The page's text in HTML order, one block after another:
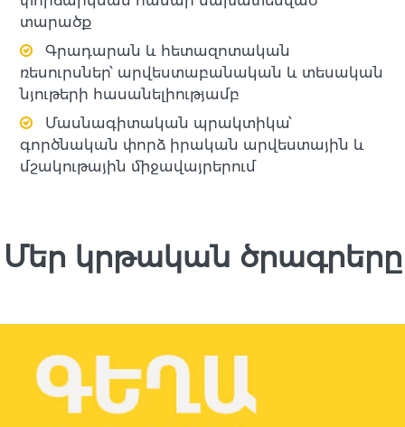
տարածք
Գրադարան և հետազոտական
ռեսուրսներ՝ արվեստաբանական և տեսական
նյութերի հասանելիությամբ
Մասնագիտական պրակտիկա՝
գործնական փորձ իրական արվեստային և
մշակութային միջավայրերում
Մեր կրթական ծրագրերը